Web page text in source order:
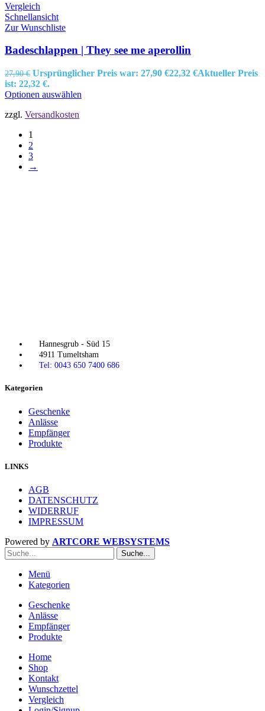
Vergleich
Schnellansicht
Zur Wunschliste
Badeschlappen | They see me aperollin
27,90€ Ursprünglicher Preis war: 27,90 €22,32 €Aktueller Preis
ist: 22,32 €.
Optionen auswählen
zzgl. Versandkosten
1
2
3
→
Hannesgrub - Süd 15
4911 Tumeltsham
Tel: 0043 650 7400 686
Kategorien
Geschenke
Anlässe
Empfänger
Produkte
LINKS
AGB
DATENSCHUTZ
WIDERRUF
IMPRESSUM
Powered by ARTCORE WEBSYSTEMS
Suche...
Menü
Kategorien
Geschenke
Anlässe
Empfänger
Produkte
Home
Shop
Kontakt
Wunschzettel
Vergleich